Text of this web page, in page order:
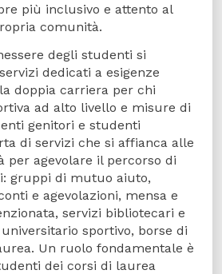
più inclusivo e attento al
comunità.
degli studenti si
dedicati a esigenze
doppia carriera per chi
ad alto livello e misure di
genitori e studenti
di servizi che si affianca alle
per agevolare il percorso di
gruppi di mutuo aiuto,
e agevolazioni, mensa e
servizi bibliotecari e
sportivo, borse di
Un ruolo fondamentale è
dei corsi di laurea